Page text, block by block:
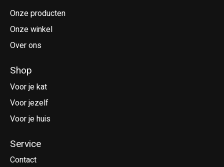
Onze producten
Onze winkel
Over ons
Shop
Voor je kat
Voor jezelf
Voor je huis
Service
Contact